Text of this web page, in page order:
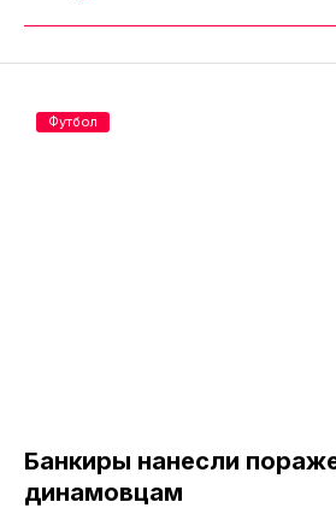
Банкиры нанесли
динамовцам
Футбол